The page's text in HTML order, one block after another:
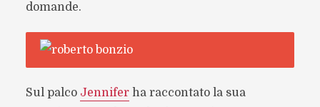
domande.
Sul palco Jenniferha raccontato la sua